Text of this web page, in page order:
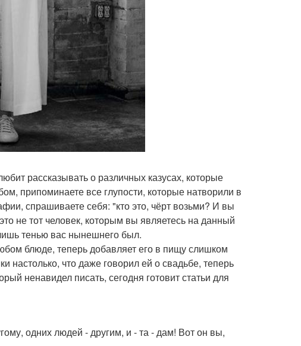
рассказывать о различных казусах, которые
припоминаете все глупости, которые натворили в
спрашиваете себя: "кто это, чёрт возьми? И вы
не тот человек, которым вы являетесь на данный
тенью вас нынешнего был.
блюде, теперь добавляет его в пищу слишком
настолько, что даже говорил ей о свадьбе, теперь
ненавидел писать, сегодня готовит статьи для
одних людей - другим, и - та - дам! Вот он вы,